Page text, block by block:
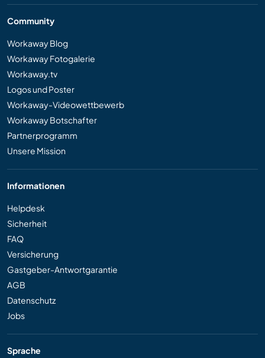
Community
Workaway Blog
Workaway Fotogalerie
Workaway.tv
Logos und Poster
Workaway-Videowettbewerb
Workaway Botschafter
Partnerprogramm
Unsere Mission
Informationen
Helpdesk
Sicherheit
FAQ
Versicherung
Gastgeber-Antwortgarantie
AGB
Datenschutz
Jobs
Sprache